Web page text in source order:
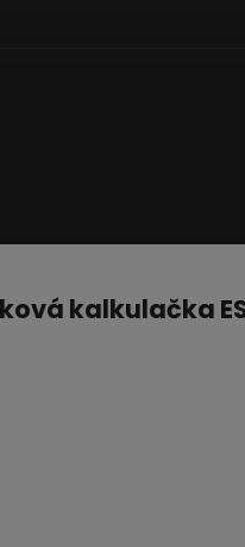
kalkulačka